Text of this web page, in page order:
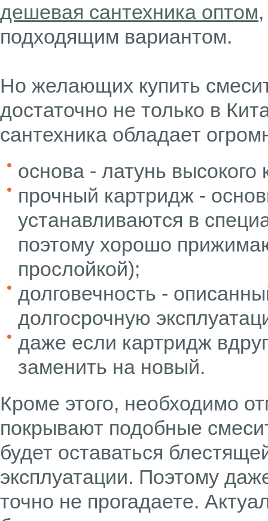
дешевая сантехника оптом
подходящим вариантом.
Но желающих купить
достаточно не только в
сантехника обладает
основа - латунь высокого
прочный картридж -
устанавливаются в
поэтому хорошо
прослойкой);
долговечность -
долгосрочную
даже если картридж
заменить на новый.
Кроме этого, необходимо
покрывают подобные
будет оставаться
эксплуатации. Поэтому
точно не прогадаете.